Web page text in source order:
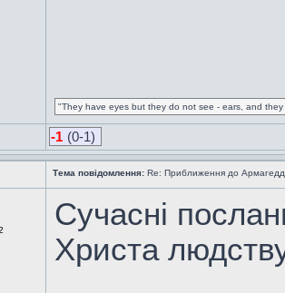
"They have eyes but they do not see - ears, and
-1 (0-1)
Тема повідомлення: Re: Приближення до
Сучасні
Христа